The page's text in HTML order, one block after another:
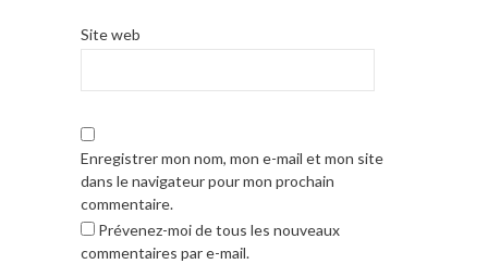
Site web
Enregistrer mon nom, mon e-mail et mon site
dans le navigateur pour mon prochain
commentaire.
Prévenez-moi de tous les nouveaux
commentaires par e-mail.